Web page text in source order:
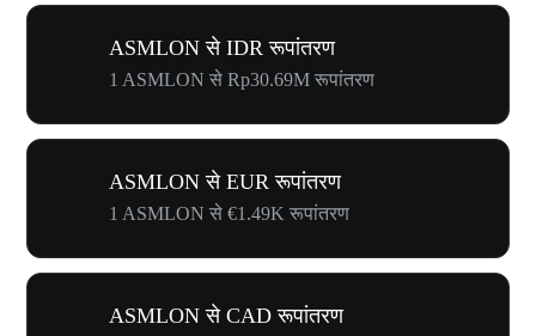
ASMLON से IDR रूपांतरण
1 ASMLON से Rp30.69M रूपांतरण
ASMLON से EUR रूपांतरण
1 ASMLON से €1.49K रूपांतरण
ASMLON से CAD रूपांतरण